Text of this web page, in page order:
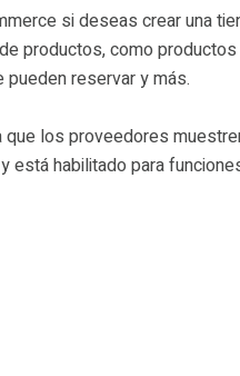
si deseas crear una
productos, como
reservar y más.
que los proveedores
habilitado para